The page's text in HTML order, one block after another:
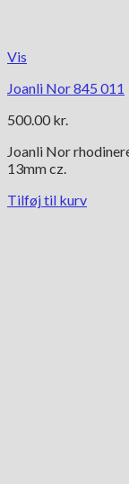
Vis
Joanli Nor 845 011
500.00 kr.
Joanli Nor
13mm cz.
Tilføj til kurv